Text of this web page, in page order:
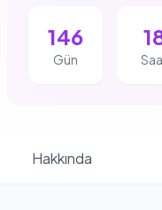
146
Gün
Hakkında